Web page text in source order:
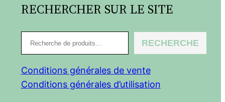
RECHERCHER SUR LE SITE
e
c
h
RECHERCHE
Conditions générales de vente
Conditions générales d’utilisation